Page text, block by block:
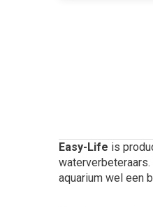
Easy-Life is
aquarium wel een